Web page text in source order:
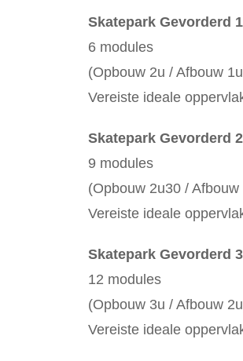
Skatepark Gevorderd 1
6 modules
(Opbouw 2u / Afbouw
Vereiste ideale
Skatepark Gevorderd 2
9 modules
(Opbouw 2u30 / Afbouw
Vereiste ideale
Skatepark Gevorderd 3
12 modules
(Opbouw 3u / Afbouw
Vereiste ideale